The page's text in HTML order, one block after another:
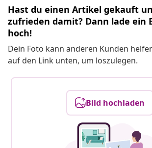
Hast du einen Artikel gekauft
zufrieden damit? Dann lade ein
hoch!
Dein Foto kann anderen Kunden
auf den Link unten, um loszulegen.
Bild hochladen